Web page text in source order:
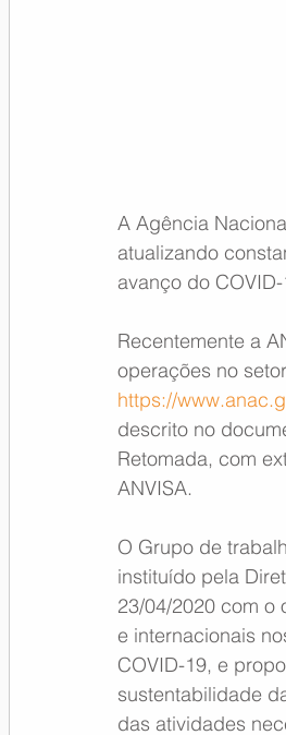
A Agência
atualizando
avanço do
Recentemente a
operações no
https://
descrito no
Retomada, com
ANVISA.
O Grupo de
instituído pela
23/04/2020 com o
e internacionais
COVID-19, e
sustentabilidade
das atividades